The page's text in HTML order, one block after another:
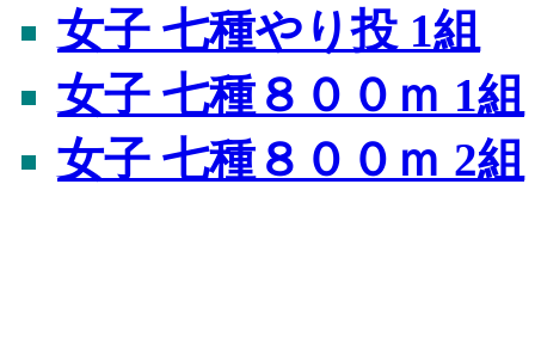
女子 七種やり投 1組
女子 七種８００ｍ 1組
女子 七種８００ｍ 2組